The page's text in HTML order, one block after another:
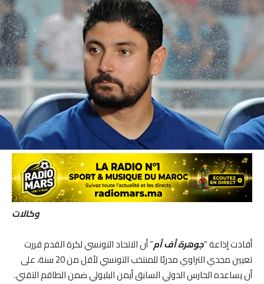
وكالات
أفادت إذاعة “جوهرة أف أم” أن الاتحاد التونسي لكرة القدم قررت
تعيين مجدي التراوي مدربًا للمنتخب التونسي لأقل من 20 سنة، على
أن يساعده الحارس الدولي السابق أيمن البلبولي ضمن الطاقم التقني.